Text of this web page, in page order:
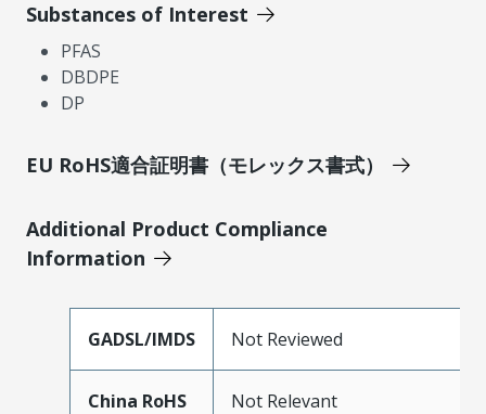
Substances of Interest
PFAS
DBDPE
DP
EU RoHS適合証明書（モレックス書式）
Additional Product Compliance
Information
GADSL/IMDS Not Reviewed
China RoHS Not Relevant